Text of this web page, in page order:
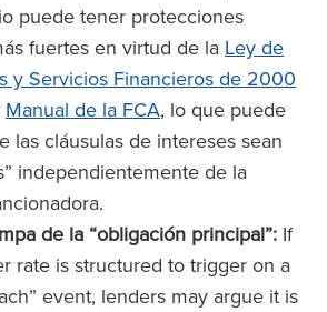
puede tener protecciones
fuertes en virtud de la Ley de
y Servicios Financieros de 2000
Manual de la FCA, lo que puede
las cláusulas de intereses sean
independientemente de la
de la “obligación principal”: If
rate is structured to trigger on a
event, lenders may argue it is